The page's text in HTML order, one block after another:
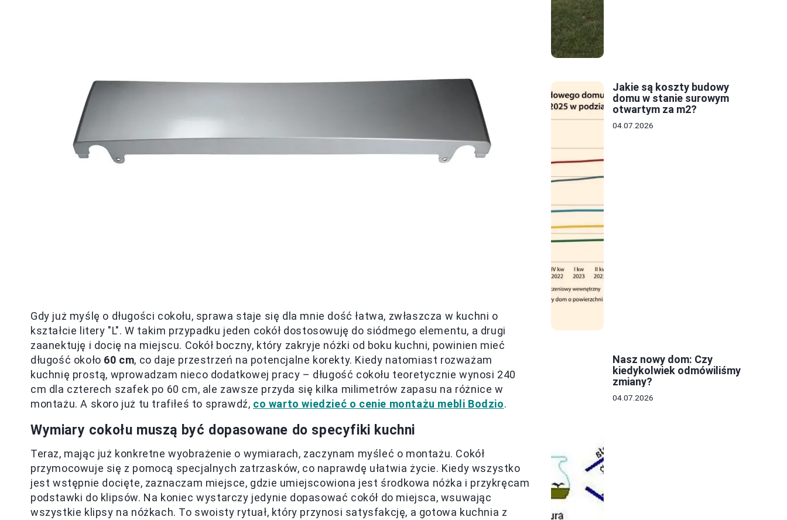
Gdy już myślę o długości cokołu, sprawa staje się dla mnie dość łatwa, zwłaszcza w kuchni o
kształcie litery "L". W takim przypadku jeden cokół dostosowuję do siódmego elementu, a drugi
zaanektuję i docię na miejscu. Cokół boczny, który zakryje nóżki od boku kuchni, powinien mieć
długość około 60 cm, co daje przestrzeń na potencjalne korekty. Kiedy natomiast rozważam
kuchnię prostą, wprowadzam nieco dodatkowej pracy – długość cokołu teoretycznie wynosi 240
cm dla czterech szafek po 60 cm, ale zawsze przyda się kilka milimetrów zapasu na różnice w
montażu. A skoro już tu trafiłeś to sprawdź, co warto wiedzieć o cenie montażu mebli Bodzio.
Wymiary cokołu muszą być dopasowane do specyfiki kuchni
Teraz, mając już konkretne wyobrażenie o wymiarach, zaczynam myśleć o montażu. Cokół
przymocowuje się z pomocą specjalnych zatrzasków, co naprawdę ułatwia życie. Kiedy wszystko
jest wstępnie docięte, zaznaczam miejsce, gdzie umiejscowiona jest środkowa nóżka i przykręcam
podstawki do klipsów. Na koniec wystarczy jedynie dopasować cokół do miejsca, wsuwając
wszystkie klipsy na nóżkach. To swoisty rytuał, który przynosi satysfakcję, a gotowa kuchnia z
Jakie są koszty budowy
domu w stanie surowym
otwartym za m2?
04.07.2026
Nasz nowy dom: Czy
kiedykolwiek odmówiliśmy
zmiany?
04.07.2026